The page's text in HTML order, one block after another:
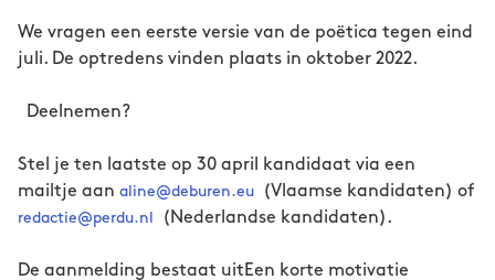
We vragen een eerste versie van de poëtica tegen eind
juli. De optredens vinden plaats in oktober 2022.
Deelnemen?
Stel je ten laatste op 30 april kandidaat via een
mailtje aan aline@deburen.eu (Vlaamse kandidaten) of
redactie@perdu.nl (Nederlandse kandidaten).
De aanmelding bestaat uit Een korte motivatie